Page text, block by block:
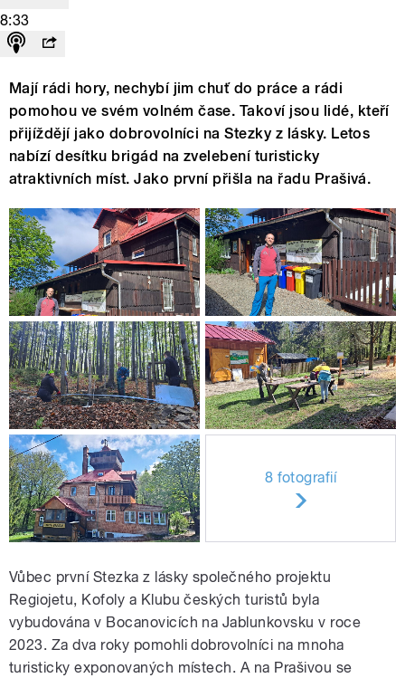
8:33
Mají rádi hory, nechybí jim chuť do práce a rádi
pomohou ve svém volném čase. Takoví jsou lidé, kteří
přijíždějí jako dobrovolníci na Stezky z lásky. Letos
nabízí desítku brigád na zvelebení turisticky
atraktivních míst. Jako první přišla na řadu Prašivá.
8 fotografií
Vůbec první Stezka z lásky společného projektu
Regiojetu, Kofoly a Klubu českých turistů byla
vybudována v Bocanovicích na Jablunkovsku v roce
2023. Za dva roky pomohli dobrovolníci na mnoha
turisticky exponovaných místech. A na Prašivou se